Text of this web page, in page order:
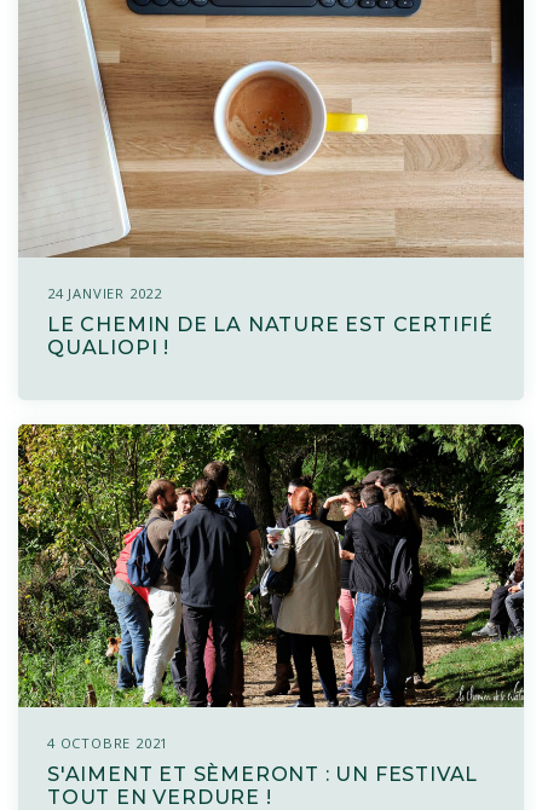
24 JANVIER 2022
LE CHEMIN DE LA NATURE EST CERTIFIÉ
QUALIOPI !
4 OCTOBRE 2021
S'AIMENT ET SÈMERONT : UN FESTIVAL
TOUT EN VERDURE !